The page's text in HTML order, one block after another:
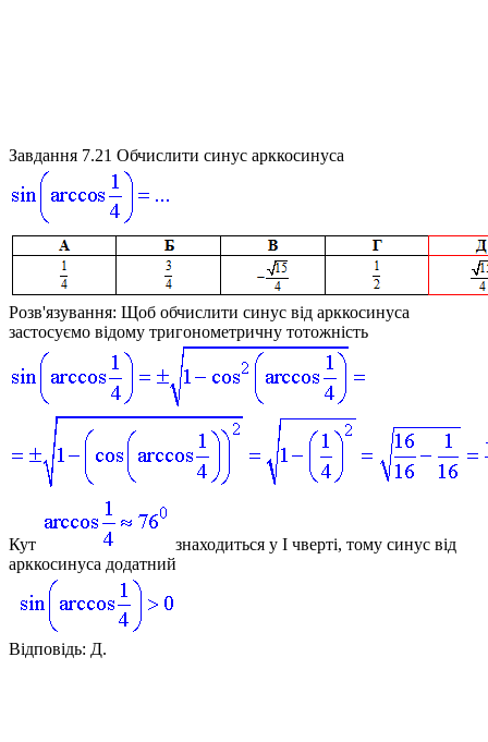
Завдання 7.21 Обчислити синус арккосинуса
Розв'язування: Щоб обчислити синус від арккосинуса
застосуємо відому тригонометричну тотожність
Кут
знаходиться у І чверті, тому синус від
арккосинуса додатний
Відповідь: Д.